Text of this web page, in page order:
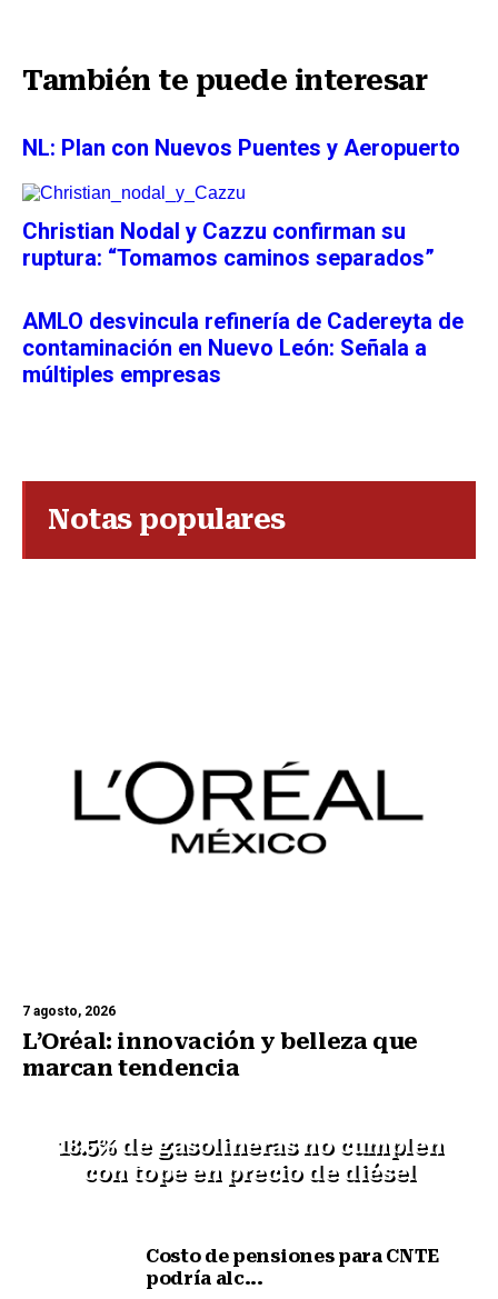
También te puede interesar
NL: Plan con Nuevos Puentes y Aeropuerto
Christian Nodal y Cazzu confirman su
ruptura: “Tomamos caminos separados”
AMLO desvincula refinería de Cadereyta de
contaminación en Nuevo León: Señala a
múltiples empresas
Notas populares
7 agosto, 2026
L’Oréal: innovación y belleza que
marcan tendencia
18.5% de gasolineras no cumplen
con tope en precio de diésel
Costo de pensiones para CNTE
podría alc...